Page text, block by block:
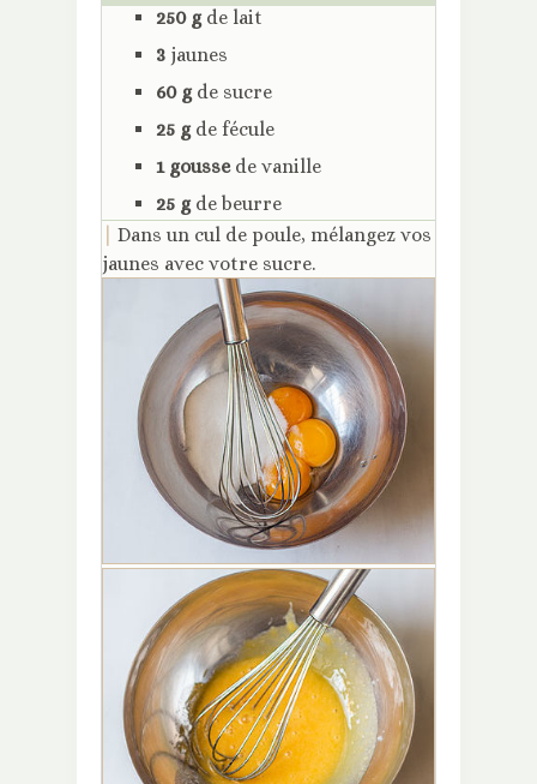
250 gde lait
3 jaunes
60 gde sucre
25 gde fécule
1 goussede vanille
25 gde beurre
Dans un cul de poule, mélangez vos
jaunes avec votre sucre.